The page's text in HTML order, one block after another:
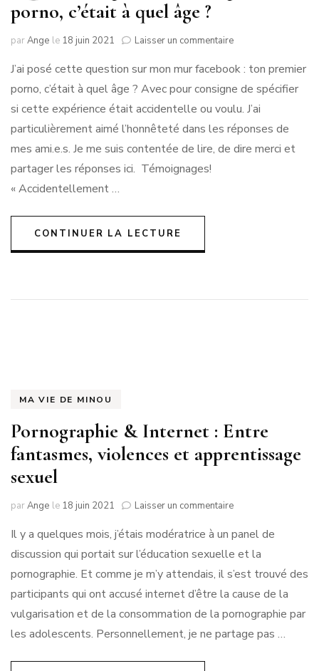
porno, c’était à quel âge ?
parAnge le 18 juin 2021 Laisser un commentairesur
:
Votre
premier
porno,
c’était
quel
J’ai posé cette question sur mon mur facebook : ton premier
porno, c’était à quel âge ? Avec pour consigne de spécifier
si cette expérience était accidentelle ou voulu. J’ai
particulièrement aimé l’honnêteté dans les réponses de
mes ami.e.s. Je me suis contentée de lire, de dire merci et
partager les réponses ici. Témoignages!
« Accidentellement …
CONTINUER LA LECTURE
MA VIE DE MINOU
Pornographie & Internet : Entre
fantasmes, violences et apprentissage
sexuel
parAnge le 18 juin 2021 Laisser un commentairesur
&
Internet
Entre
fantasmes,
et
apprentissage
Il y a quelques mois, j’étais modératrice à un panel de
discussion qui portait sur l’éducation sexuelle et la
pornographie. Et comme je m’y attendais, il s’est trouvé des
participants qui ont accusé internet d’être la cause de la
vulgarisation et de la consommation de la pornographie par
les adolescents. Personnellement, je ne partage pas …